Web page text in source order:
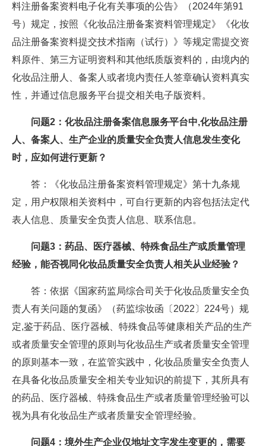
料注册备案资料电子化有关事项的公告》（2024年第91
号）规定，按照《化妆品注册备案资料管理规定》《化妆
品注册备案资料提交技术指南（试行）》等规定需提交资
料原件、第三方证明资料和其他纸质版资料的，由境内的
化妆品注册人、备案人或者境内责任人签章确认资料真实
性，并通过信息服务平台提交相关电子版资料。
问题2：化妆品注册备案信息服务平台中,化妆品注册
人、备案人、生产企业的质量安全负责人信息发生变化
时，应如何进行更新？
答：《化妆品注册备案资料管理规定》第十九条规
定，用户权限相关资料中，可自行更新的内容包括法定代
表人信息、质量安全负责人信息、联系信息。
问题3：药品、医疗器械、特殊食品生产或质量管理
经验，能否视同化妆品质量安全负责人相关从业经验？
答：依据《国家药监局综合司关于化妆品质量安全负
责人有关问题的复函》（药监综妆函〔2022〕224号）规
定,鉴于药品、医疗器械、特殊食品等健康相关产品的生产
或者质量安全管理的原则与化妆品生产或者质量安全管理
的原则基本一致，在监管实践中，化妆品质量安全负责人
在具备化妆品质量安全相关专业知识的前提下，其所具有
的药品、医疗器械、特殊食品生产或者质量管理经验可以
视为具有化妆品生产或者质量安全管理经验。
问题4：境外生产企业仅地址文字发生变更的，需要